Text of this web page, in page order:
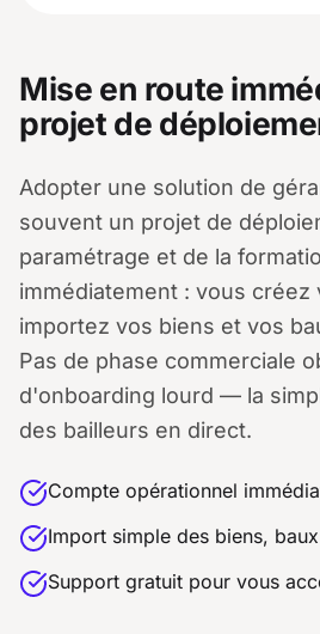
Mise en route
projet de
Adopter une solution de
souvent un projet de
paramétrage et de la
immédiatement : vous créez
importez vos biens et vos
Pas de phase commerciale
d'onboarding lourd — la
des bailleurs en direct.
Compte opérationnel
Import simple des biens,
Support gratuit pour vous